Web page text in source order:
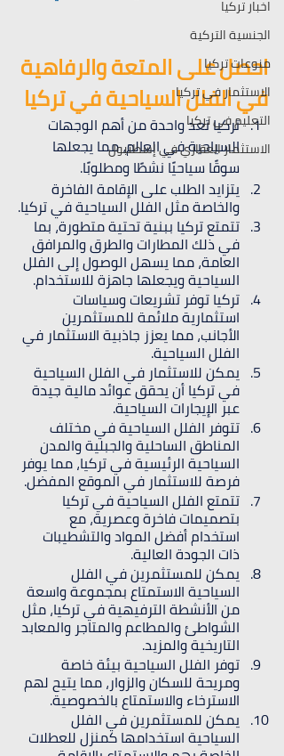
اخبار تركيا
الجنسية التركية
منوعات تركيا
الاستثمار في تركيا
التعليم في تركيا
الاستثمار العقاري في إسطنبول
احصل على المتعة والرفاهية
في الفلل السياحية في تركيا
تركيا تعد واحدة من أهم الوجهات
السياحية في العالم، مما يجعلها
سوقًا سياحيًا نشطًا ومطلوبًا.
يتزايد الطلب على الإقامة الفاخرة
والخاصة مثل الفلل السياحية في تركيا.
تتمتع تركيا ببنية تحتية متطورة، بما
في ذلك المطارات والطرق والمرافق
العامة، مما يسهل الوصول إلى الفلل
السياحية ويجعلها جاهزة للاستخدام.
تركيا توفر تشريعات وسياسات
استثمارية ملائمة للمستثمرين
الأجانب، مما يعزز جاذبية الاستثمار في
الفلل السياحية.
يمكن للاستثمار في الفلل السياحية
في تركيا أن يحقق عوائد مالية جيدة
عبر الإيجارات السياحية.
تتوفر الفلل السياحية في مختلف
المناطق الساحلية والجبلية والمدن
السياحية الرئيسية في تركيا، مما يوفر
فرصة للاستثمار في الموقع المفضل.
تتمتع الفلل السياحية في تركيا
بتصميمات فاخرة وعصرية، مع
استخدام أفضل المواد والتشطيبات
ذات الجودة العالية.
يمكن للمستثمرين في الفلل
السياحية الاستمتاع بمجموعة واسعة
من الأنشطة الترفيهية في تركيا، مثل
الشواطئ والمطاعم والمتاجر والمعابد
التاريخية والمزيد.
توفر الفلل السياحية بيئة خاصة
ومريحة للسكان والزوار، مما يتيح لهم
الاسترخاء والاستمتاع بالخصوصية.
يمكن للمستثمرين في الفلل
السياحية استخدامها كمنزل للعطلات